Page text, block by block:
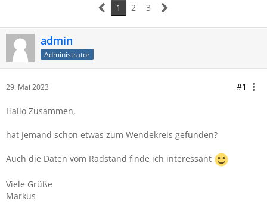
1
2 3
admin
Administrator
29. Mai 2023 #1
Hallo Zusammen,
hat Jemand schon etwas zum Wendekreis gefunden?
Auch die Daten vom Radstand finde ich interessant
Viele Grüße
Markus